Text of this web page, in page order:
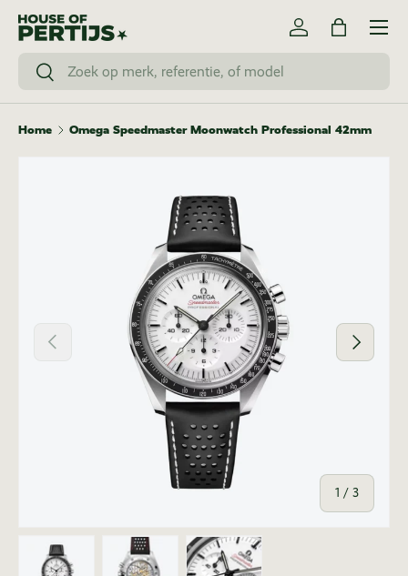
Ga naar inhoud
Zoeken
Zoeken
Inloggen
Tas
Menu
Home Omega Speedmaster Moonwatch Professional 42mm
Vorige
1 / van
3
Volgende